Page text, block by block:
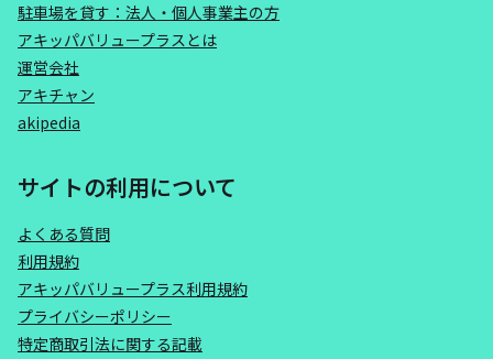
駐車場を貸す：法人・個人事業主の方
アキッパバリュープラスとは
運営会社
アキチャン
akipedia
サイトの利用について
よくある質問
利用規約
アキッパバリュープラス利用規約
プライバシーポリシー
特定商取引法に関する記載